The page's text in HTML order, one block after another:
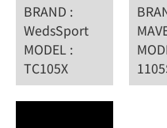
BRAND :
WedsSport
MODEL :
TC105X